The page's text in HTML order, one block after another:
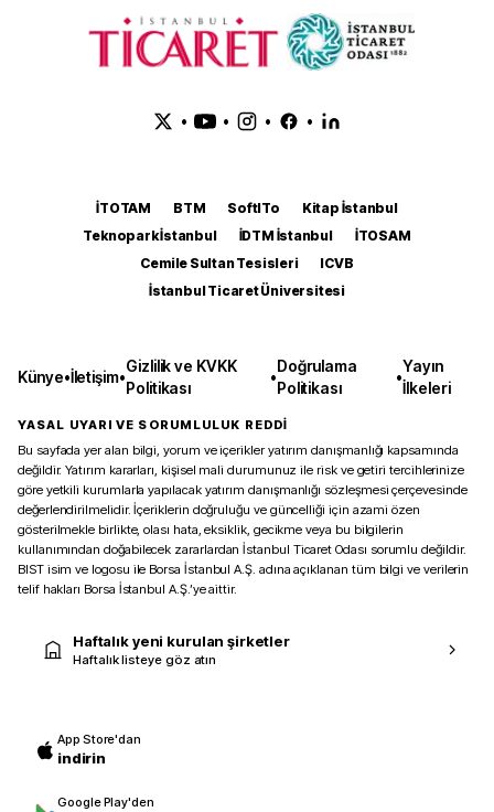
• • • •
İTOTAM BTM SoftITo
Kitap İstanbul
Teknopark İstanbul
İDTM İstanbul
İTOSAM
Cemile Sultan Tesisleri
ICVB
İstanbul Ticaret Üniversitesi
Künye•İletişim•
Gizlilik ve KVKK
Politikası
•
Doğrulama
Politikası
•
Yayın
İlkeleri
YASAL UYARI VE SORUMLULUK REDDİ
Bu sayfada yer alan bilgi, yorum ve içerikler yatırım danışmanlığı kapsamında
değildir. Yatırım kararları, kişisel mali durumunuz ile risk ve getiri tercihlerinize
göre yetkili kurumlarla yapılacak yatırım danışmanlığı sözleşmesi çerçevesinde
değerlendirilmelidir. İçeriklerin doğruluğu ve güncelliği için azami özen
gösterilmekle birlikte, olası hata, eksiklik, gecikme veya bu bilgilerin
kullanımından doğabilecek zararlardan İstanbul Ticaret Odası sorumlu değildir.
BIST isim ve logosu ile Borsa İstanbul A.Ş. adına açıklanan tüm bilgi ve verilerin
telif hakları Borsa İstanbul A.Ş.’ye aittir.
Haftalık yeni kurulan şirketler
Haftalık listeye göz atın
App Store'dan
indirin
Google Play'den